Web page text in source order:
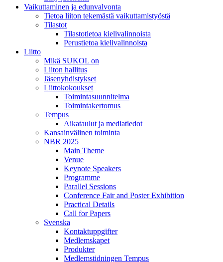
Vaikuttaminen ja edunvalvonta
Tietoa liiton tekemästä vaikuttamistyöstä
Tilastot
Tilastotietoa kielivalinnoista
Perustietoa kielivalinnoista
Liitto
Mikä SUKOL on
Liiton hallitus
Jäsenyhdistykset
Liittokokoukset
Toimintasuunnitelma
Toimintakertomus
Tempus
Aikataulut ja mediatiedot
Kansainvälinen toiminta
NBR 2025
Main Theme
Venue
Keynote Speakers
Programme
Parallel Sessions
Conference Fair and Poster Exhibition
Practical Details
Call for Papers
Svenska
Kontaktuppgifter
Medlemskapet
Produkter
Medlemstidningen Tempus